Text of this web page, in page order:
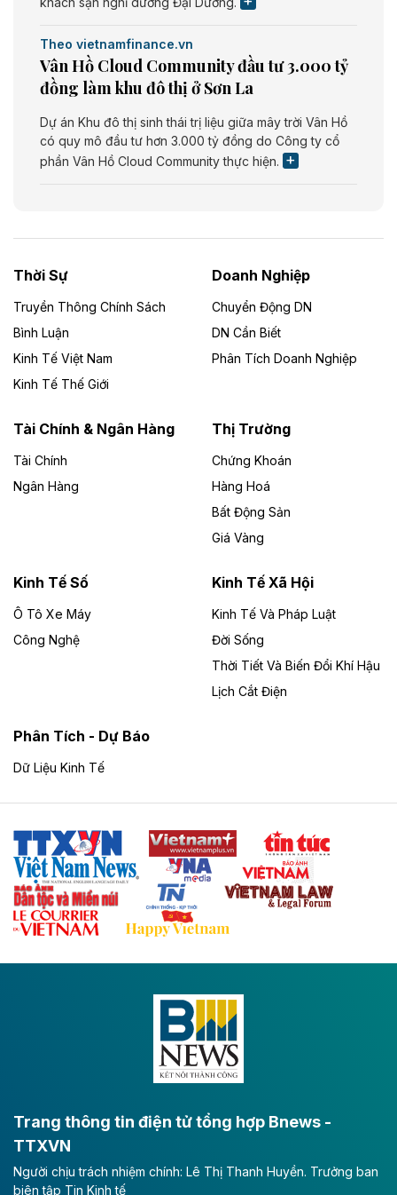
Theo vietnamfinance.vn
Vân Hồ Cloud Community đầu tư 3.000 tỷ
đồng làm khu đô thị ở Sơn La
Dự án Khu đô thị sinh thái trị liệu giữa mây trời Vân Hồ
có quy mô đầu tư hơn 3.000 tỷ đồng do Công ty cổ
phần Vân Hồ Cloud Community thực hiện.
Dự án Nhà máy xử lý rác và phát điện Bắc Giang do
Công ty TNHH Năng lượng môi trường Bắc Giang làm
Theo vietnamfinance.vn
Đức Long Gia Lai mở rộng ‘hệ sinh thái’
Lai
Bốn doanh nghiệp có sự góp vốn của Công ty Cổ
phần Tập đoàn Đức Long Gia Lai (HoSE: DLG) được
Gia Lai với tổng vốn hơn 4.750 tỷ đồng.
Đồng Nai cho thuê gần 59 ha đất làm khu
công nghiệp ở Long Thành
UBND TP Đồng Nai cho Công ty Amata thuê gần 59 ha
đất để đầu tư khu công nghiệp công nghệ cao Long
Đề xuất hỗ trợ 20.000 tỷ đồng làm cao tốc
Thái Nguyên - Lạng Sơn
Thái Nguyên và các tỉnh trung du, miền núi phía Bắc
với hệ thống cửa khẩu quốc tế tại Lạng Sơn.
Theo baodautu.vn
Đề xuất đầu tư 11.500 tỷ đồng xây dựng cao
tốc CT.11 qua Ninh Bình
Đông A dài khoảng 25,1 km được kỳ vọng sẽ tạo động
lực phát triển kinh tế - xã hội khu vực phía Nam đồng
Long Thành
Tổng công ty Cảng hàng không Việt Nam - CTCP
(ACV) vừa lập kỷ lục mới về lợi nhuận trong quý
Thời Sự
Truyền Thông Chính Sách
Bình Luận
Kinh Tế Việt Nam
Kinh Tế Thế Giới
Doanh Nghiệp
Chuyển Động DN
DN Cần Biết
Phân Tích Doanh Nghiệp
Tài Chính & Ngân Hàng
Tài Chính
Ngân Hàng
Thị Trường
Chứng Khoán
Hàng Hoá
Bất Động Sản
Giá Vàng
Kinh Tế Số
Ô Tô Xe Máy
Công Nghệ
Kinh Tế Xã Hội
Kinh Tế Và Pháp Luật
Đời Sống
Thời Tiết Và Biến Đổi Khí Hậu
Lịch Cắt Điện
Phân Tích - Dự Báo
Dữ Liệu Kinh Tế
Trang thông tin điện tử tổng hợp Bnews -
TTXVN
Người chịu trách nhiệm chính: Lê Thị Thanh Huyền. Trưởng ban
biên tập Tin Kinh tế